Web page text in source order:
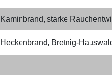
Kaminbrand, starke
Heckenbrand, Bretnig-